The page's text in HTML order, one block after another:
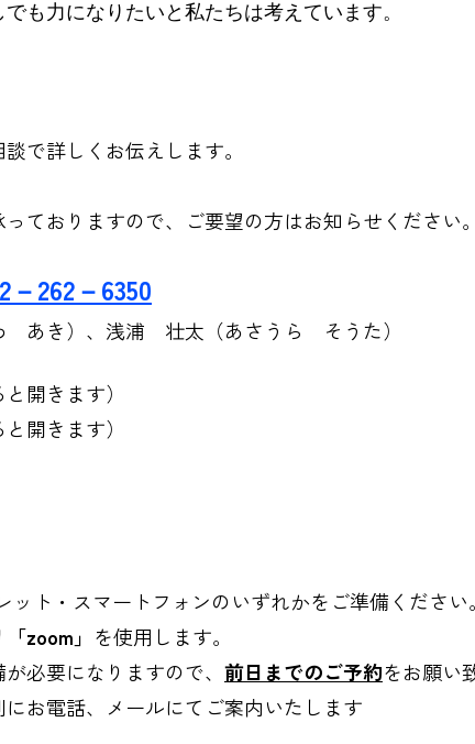
でも力になりたいと私たちは考えています。
で詳しくお伝えします。
っておりますので、ご要望の方はお知らせください。
－262－6350
あき）、浅浦 壮太（あさうら そうた）
開きます）
開きます）
ト・スマートフォンのいずれかをご準備ください。
「zoom」 を使用します。
必要になりますので、 前日までのご予約をお願い
お電話、メールにてご案内いたします